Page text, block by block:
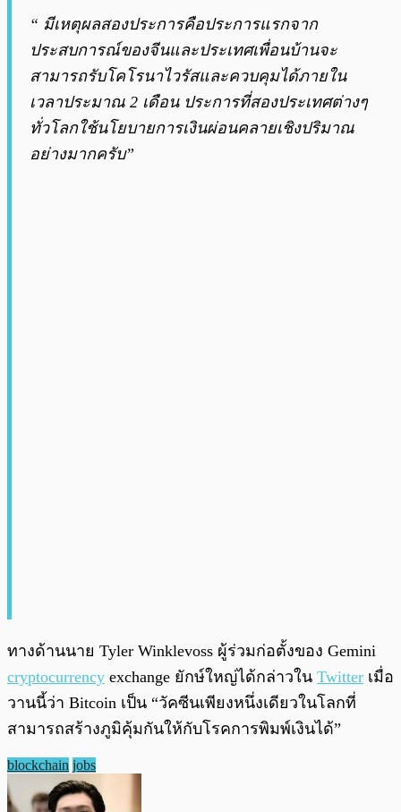
“ มีเหตุผลสองประการคือประการแรกจาก
ประสบการณ์ของจีนและประเทศเพื่อนบ้านจะ
สามารถรับโคโรนาไวรัสและควบคุมได้ภายใน
เวลาประมาณ 2 เดือน ประการที่สองประเทศต่างๆ
ทั่วโลกใช้นโยบายการเงินผ่อนคลายเชิงปริมาณ
อย่างมากครับ”
ทางด้านนาย Tyler Winklevoss ผู้ร่วมก่อตั้งของ Gemini
cryptocurrency exchange ยักษ์ใหญ่ได้กล่าวใน Twitter เมื่อ
วานนี้ว่า Bitcoin เป็น “วัคซีนเพียงหนึ่งเดียวในโลกที่
สามารถสร้างภูมิคุ้มกันให้กับโรคการพิมพ์เงินได้”
blockchain jobs